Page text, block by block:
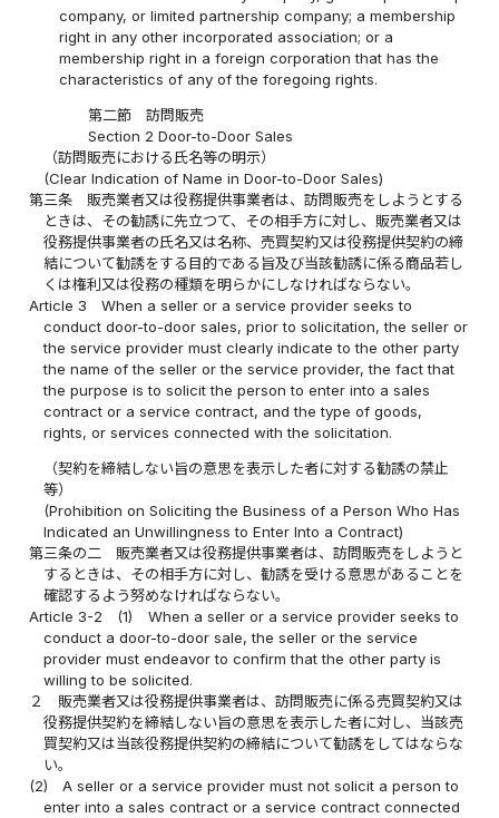
company, or limited partnership company; a membership
right in any other incorporated association; or a
membership right in a foreign corporation that has the
characteristics of any of the foregoing rights.
第二節 訪問販売
Section 2 Door-to-Door Sales
（訪問販売における氏名等の明示）
(Clear Indication of Name in Door-to-Door Sales)
第三条
販売業者又は役務提供事業者は、訪問販売をしようとする
ときは、その勧誘に先立つて、その相手方に対し、販売業者又は
役務提供事業者の氏名又は名称、売買契約又は役務提供契約の締
結について勧誘をする目的である旨及び当該勧誘に係る商品若し
くは権利又は役務の種類を明らかにしなければならない。
Article 3
When a seller or a service provider seeks to
conduct door-to-door sales, prior to solicitation, the seller or
the service provider must clearly indicate to the other party
the name of the seller or the service provider, the fact that
the purpose is to solicit the person to enter into a sales
contract or a service contract, and the type of goods,
rights, or services connected with the solicitation.
（契約を締結しない旨の意思を表示した者に対する勧誘の禁止
等）
(Prohibition on Soliciting the Business of a Person Who Has
Indicated an Unwillingness to Enter Into a Contract)
第三条の二
販売業者又は役務提供事業者は、訪問販売をしようと
するときは、その相手方に対し、勧誘を受ける意思があることを
確認するよう努めなければならない。
Article 3-2
(1)
When a seller or a service provider seeks to
conduct a door-to-door sale, the seller or the service
provider must endeavor to confirm that the other party is
willing to be solicited.
２
販売業者又は役務提供事業者は、訪問販売に係る売買契約又は
役務提供契約を締結しない旨の意思を表示した者に対し、当該売
買契約又は当該役務提供契約の締結について勧誘をしてはならな
い。
(2)
A seller or a service provider must not solicit a person to
enter into a sales contract or a service contract connected